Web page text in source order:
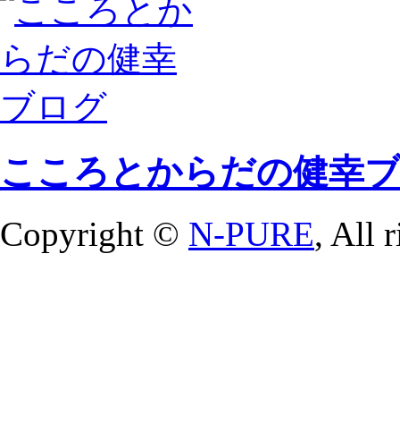
こころとからだの健幸
Copyright © N-PURE, All